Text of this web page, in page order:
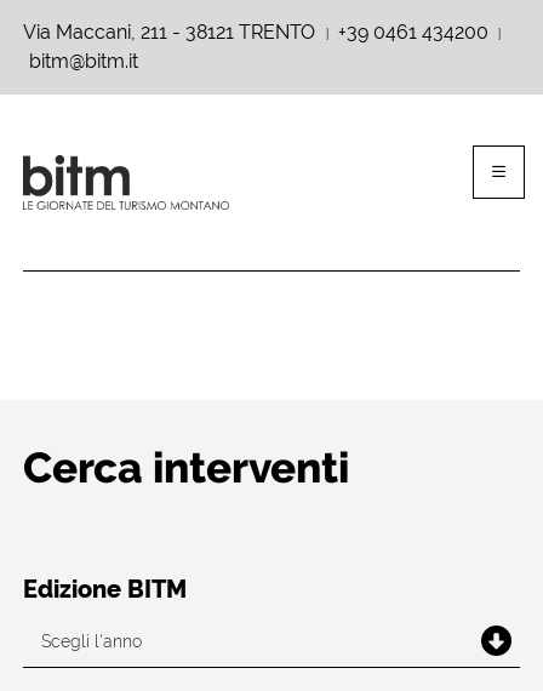
Via Maccani, 211 - 38121 TRENTO +39 0461 434200
bitm@bitm.it
Cerca interventi
Edizione BITM